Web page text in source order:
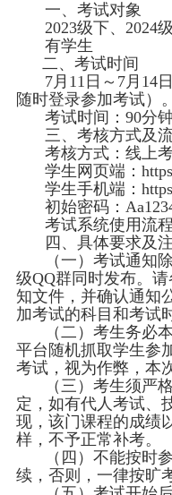
一、 考试对象
2023级下、2024
有学生
二、考试时间
7月 11 日～ 7月 14
随时登录参加考试）。
考试时间： 90分钟
三、考核方式及
考核方式：线上
学生网页端：
学生手机端：
初始密码：
考试系统使用流
四、具体要求及
（一）考试通知
级QQ群同时发布。
知文件，并确认通知
加考试的科目和考试
（二）考生务必
平台随机抓取学生参
考试，视为作弊，本
（三）考生须严
定，如有代人考试、
现，该门课程的成绩
样，不予正常补考。
（四）不能按时
续，否则，一律按旷